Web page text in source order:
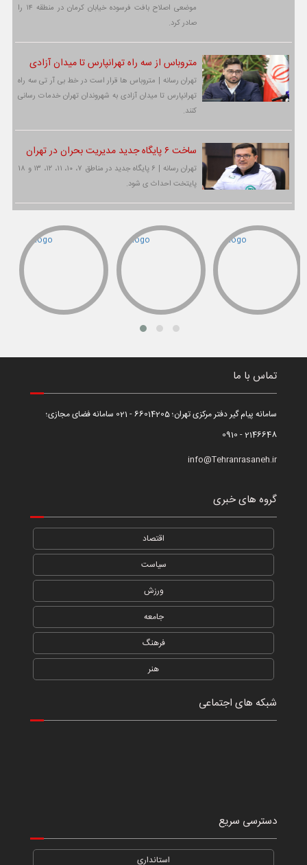
موضعی اصلاح بافت فرسوده خیابان کرمان در منطقه ۱۴ را
صادر کرد.
متروباس از سه راه تهرانپارس تا میدان آزادی
تهران رسانه | متروباس ها قرار است در خط بی آر تی سه راه
تهرانپارس تا میدان آزادی به شهروندان تهران خدمات رسانی
کنند.
ساخت ۶ پایگاه جدید مدیریت بحران در تهران
تهران رسانه | ۶ پایگاه جدید در مناطق ۷، ۱۰، ۱۱، ۱۲، ۱۳ و ۱۸
پایتخت احداث ی شود.
تماس با ما
سامانه پیام گیر دفتر مرکزی تهران؛ 66014205 - 021 سامانه فضای مجازی؛
2146648 - 0910
info@Tehranrasaneh.ir
گروه های خبری
اقتصاد
سیاست
ورزش
جامعه
فرهنگ
هنر
شبکه های اجتماعی
دسترسی سریع
استانداری